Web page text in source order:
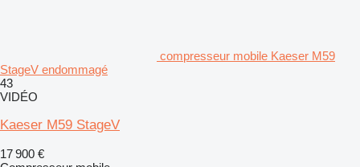
compresseur mobile Kaeser M59
StageV endommagé
43
VIDÉO
Kaeser M59 StageV
17 900 €